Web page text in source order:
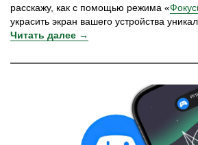
расскажу, как с помощью режима «
украсить экран вашего устройства
Читать далее →